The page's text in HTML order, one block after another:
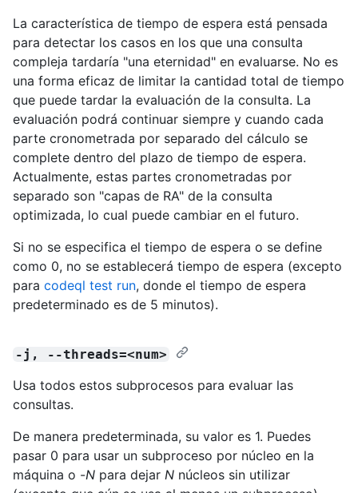
La característica de tiempo de espera está pensada
para detectar los casos en los que una consulta
compleja tardaría "una eternidad" en evaluarse. No es
una forma eficaz de limitar la cantidad total de tiempo
que puede tardar la evaluación de la consulta. La
evaluación podrá continuar siempre y cuando cada
parte cronometrada por separado del cálculo se
complete dentro del plazo de tiempo de espera.
Actualmente, estas partes cronometradas por
separado son "capas de RA" de la consulta
optimizada, lo cual puede cambiar en el futuro.
Si no se especifica el tiempo de espera o se define
como 0, no se establecerá tiempo de espera (excepto
para codeql test run, donde el tiempo de espera
predeterminado es de 5 minutos).
-j, --threads=<num>
Usa todos estos subprocesos para evaluar las
consultas.
De manera predeterminada, su valor es 1. Puedes
pasar 0 para usar un subproceso por núcleo en la
máquina o -N para dejar N núcleos sin utilizar